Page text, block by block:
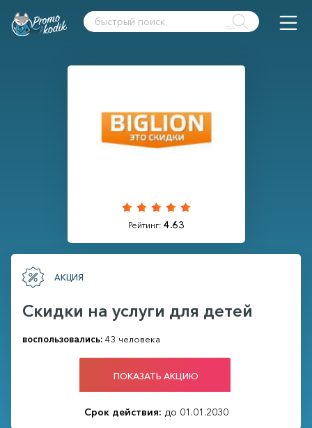
Рейтинг: 4.63
АКЦИЯ
Скидки на услуги для детей
воспользовались: 43 человека
ПОКАЗАТЬ АКЦИЮ
Срок действия: до 01.01.2030